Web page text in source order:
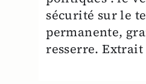
sécurité sur le
permanente,
resserre. Extrait